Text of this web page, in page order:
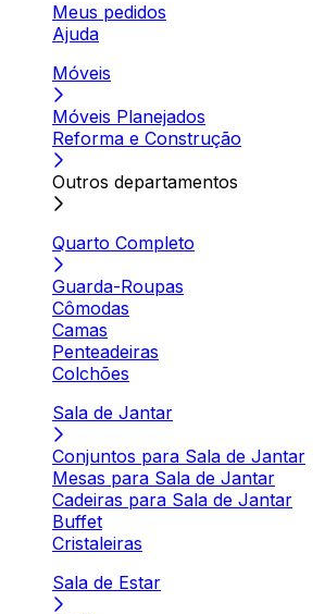
Meus pedidos
Ajuda
Móveis
Móveis Planejados
Reforma e Construção
Outros departamentos
Quarto Completo
Guarda-Roupas
Cômodas
Camas
Penteadeiras
Colchões
Sala de Jantar
Conjuntos para Sala de Jantar
Mesas para Sala de Jantar
Cadeiras para Sala de Jantar
Buffet
Cristaleiras
Sala de Estar